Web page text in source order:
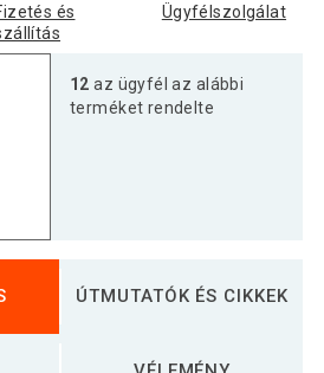
és
Ügyfélszolgálat
12 az ügyfél az alábbi
terméket rendelte
ÚTMUTATÓK ÉS CIKKEK